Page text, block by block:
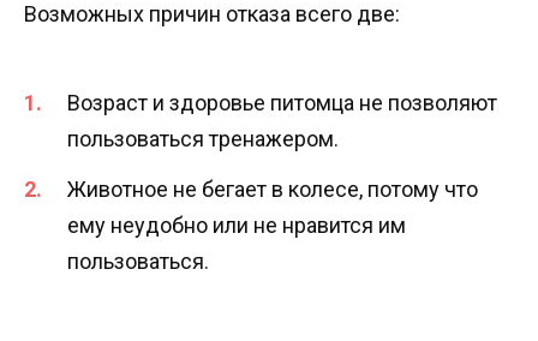
Возможных причин отказа всего две:
Возраст и здоровье питомца не позволяют
пользоваться тренажером.
Животное не бегает в колесе, потому что
ему неудобно или не нравится им
пользоваться.